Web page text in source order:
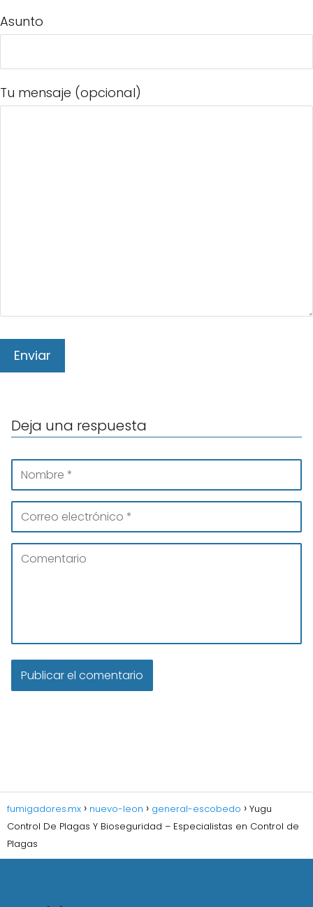
Asunto
Tu mensaje (opcional)
Deja una respuesta
fumigadores.mx nuevo-leon general-escobedo
Yugu
Control De Plagas Y Bioseguridad – Especialistas en Control de
Plagas